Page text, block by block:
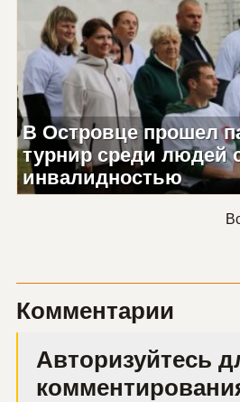
В Островце прошел
турнир среди людей
инвалидностью
Комментарии
Авторизуйтесь